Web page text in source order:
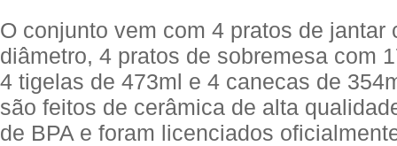
O conjunto vem com 4 pratos de jantar
diâmetro, 4 pratos de sobremesa com
4 tigelas de 473ml e 4 canecas de
são feitos de cerâmica de alta
de BPA e foram licenciados